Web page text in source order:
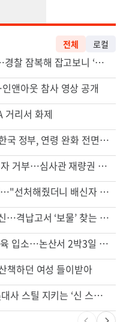
신호위반 후 달아난 배달기사…경찰 잠복해 잡고보니 ‘반전’
앤아웃 참사 영상 공개
거리서 화제
"65세 복수국적 빗장 푸나"... 한국 정부, 연령 완화 전면 추진
서류 하나만 빠져도 영주권·비자 거부…심사관 재량권 대폭 확대
한인 남성, 처형 상대로 성범죄…"선처해줬더니 배신자 취급"
74m짜리 보잉777, 화물기 변신…격납고서 ‘보물’ 찾는 인천공항
책하던 여성 들이받아